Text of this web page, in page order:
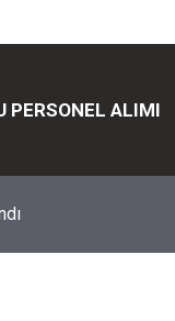
PERSONEL ALIMI